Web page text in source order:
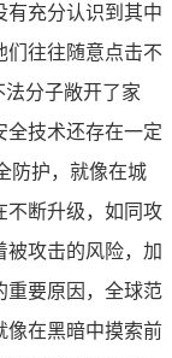
有充分认识到其中
们往往随意点击不
分子敞开了家
全技术还存在一定
防护，就像在城
不断升级，如同攻
被攻击的风险，加
重要原因，全球范
像在黑暗中摸索前